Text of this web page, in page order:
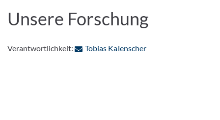
Unsere Forschung
Verantwortlichkeit: Tobias Kalenscher: Per E-Mail